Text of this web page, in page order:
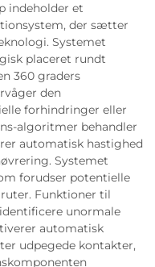
indeholder et
der sætter
Systemet
placeret rundt
360 graders
den
forhindringer eller
algoritmer behandler
automatisk hastighed
Systemet
forudser potentielle
Funktioner til
unormale
automatisk
udpegede kontakter,